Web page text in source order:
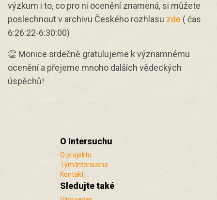
výzkum i to, co pro ni ocenění znamená, si můžete
poslechnout v archivu Českého rozhlasu zde ( čas
6:26:22-6:30:00)
👏 Monice srdečně gratulujeme k významnému
ocenění a přejeme mnoho dalších vědeckých
úspěchů!
O Intersuchu
O projektu
Tým Intersucha
Kontakt
Sledujte také